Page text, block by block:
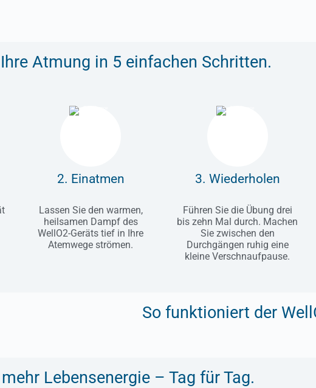
Atmung in 5 einfachen Schritten.
2. Einatmen
Lassen Sie den warmen,
heilsamen Dampf des
WellO2-Geräts tief in Ihre
Atemwege strömen.
3. Wiederholen
Führen Sie die Übung drei
bis zehn Mal durch. Machen
Sie zwischen den
Durchgängen ruhig eine
kleine Verschnaufpause.
So funktioniert der
Lebensenergie – Tag für Tag.